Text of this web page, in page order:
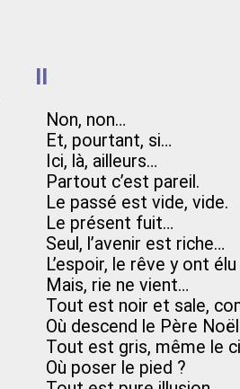
II
Non, non…
Et, pourtant, si…
Ici, là, ailleurs…
Partout c’est pareil.
Le passé est vide, vide.
Le présent fuit…
Seul, l’avenir est riche…
L’espoir, le rêve y ont
Mais, rie ne vient…
Tout est noir et sale,
Où descend le Père
Tout est gris, même le
Où poser le pied ?